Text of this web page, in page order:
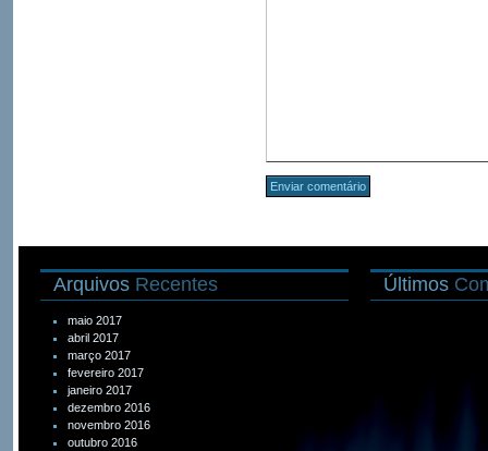
Arquivos Recentes
maio 2017
abril 2017
março 2017
fevereiro 2017
janeiro 2017
dezembro 2016
novembro 2016
outubro 2016
Últimos